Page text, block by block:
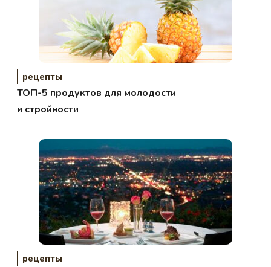
рецепты
ТОП-5 продуктов для молодости
и стройности
рецепты